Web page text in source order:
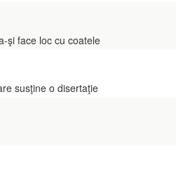
şi face loc cu coatele
susţine o disertaţie